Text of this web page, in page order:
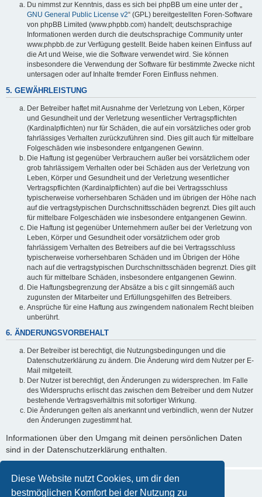
Diese Website nutzt Cookies, um dir den
bestmöglichen Komfort bei der Nutzung zu
Du nimmst zur Kenntnis, dass es sich bei phpBB um eine unter der „
GNU General Public License v2“ (GPL) bereitgestellten Foren-Software
von phpBB Limited (www.phpbb.com) handelt; deutschsprachige
Informationen werden durch die deutschsprachige Community unter
www.phpbb.de zur Verfügung gestellt. Beide haben keinen Einfluss auf
die Art und Weise, wie die Software verwendet wird. Sie können
insbesondere die Verwendung der Software für bestimmte Zwecke nicht
untersagen oder auf Inhalte fremder Foren Einfluss nehmen.
5. GEWÄHRLEISTUNG
Der Betreiber haftet mit Ausnahme der Verletzung von Leben, Körper
und Gesundheit und der Verletzung wesentlicher Vertragspflichten
(Kardinalpflichten) nur für Schäden, die auf ein vorsätzliches oder grob
fahrlässiges Verhalten zurückzuführen sind. Dies gilt auch für mittelbare
Folgeschäden wie insbesondere entgangenen Gewinn.
Die Haftung ist gegenüber Verbrauchern außer bei vorsätzlichem oder
grob fahrlässigem Verhalten oder bei Schäden aus der Verletzung von
Leben, Körper und Gesundheit und der Verletzung wesentlicher
Vertragspflichten (Kardinalpflichten) auf die bei Vertragsschluss
typischerweise vorhersehbaren Schäden und im übrigen der Höhe nach
auf die vertragstypischen Durchschnittsschäden begrenzt. Dies gilt auch
für mittelbare Folgeschäden wie insbesondere entgangenen Gewinn.
Die Haftung ist gegenüber Unternehmern außer bei der Verletzung von
Leben, Körper und Gesundheit oder vorsätzlichem oder grob
fahrlässigem Verhalten des Betreibers auf die bei Vertragsschluss
typischerweise vorhersehbaren Schäden und im Übrigen der Höhe
nach auf die vertragstypischen Durchschnittsschäden begrenzt. Dies gilt
auch für mittelbare Schäden, insbesondere entgangenen Gewinn.
Die Haftungsbegrenzung der Absätze a bis c gilt sinngemäß auch
zugunsten der Mitarbeiter und Erfüllungsgehilfen des Betreibers.
Ansprüche für eine Haftung aus zwingendem nationalem Recht bleiben
unberührt.
6. ÄNDERUNGSVORBEHALT
Der Betreiber ist berechtigt, die Nutzungsbedingungen und die
Datenschutzerklärung zu ändern. Die Änderung wird dem Nutzer per E-
Mail mitgeteilt.
Der Nutzer ist berechtigt, den Änderungen zu widersprechen. Im Falle
des Widerspruchs erlischt das zwischen dem Betreiber und dem Nutzer
bestehende Vertragsverhältnis mit sofortiger Wirkung.
Die Änderungen gelten als anerkannt und verbindlich, wenn der Nutzer
den Änderungen zugestimmt hat.
Informationen über den Umgang mit deinen persönlichen Daten
sind in der Datenschutzerklärung enthalten.